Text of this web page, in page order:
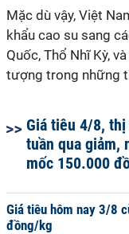
Mặc dù vậy, Việt
khẩu cao su sang
Quốc, Thổ Nhĩ Kỳ,
tượng trong những
Giá tiêu 4/8,
tuần qua giảm,
mốc 150.000
Giá tiêu hôm nay 3/8
đồng/kg